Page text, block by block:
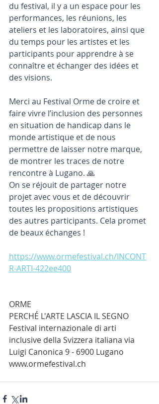
du festival, il y a un espace pour les
performances, les réunions, les
ateliers et les laboratoires, ainsi que
du temps pour les artistes et les
participants pour apprendre à se
connaître et échanger des idées et
des visions.
Merci au Festival Orme de croire et
faire vivre l’inclusion des personnes
en situation de handicap dans le
monde artistique et de nous
permettre de laisser notre marque,
de montrer les traces de notre
rencontre à Lugano. 🙏
On se réjouit de partager notre
projet avec vous et de découvrir
toutes les propositions artistiques
des autres participants. Cela promet
de beaux échanges !
https://www.ormefestival.ch/INCONT
R-ARTI-422ee400
ORME
PERCHÉ L'ARTE LASCIA IL SEGNO
Festival internazionale di arti
inclusive della Svizzera italiana via
Luigi Canonica 9 - 6900 Lugano
www.ormefestival.ch